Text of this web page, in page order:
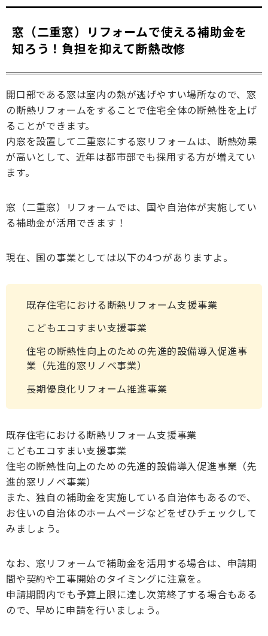
窓（二重窓）リフォームで使える補助金を
知ろう！負担を抑えて断熱改修
開口部である窓は室内の熱が逃げやすい場所なので、窓
の断熱リフォームをすることで住宅全体の断熱性を上げ
ることができます。
内窓を設置して二重窓にする窓リフォームは、断熱効果
が高いとして、近年は都市部でも採用する方が増えてい
ます。
窓（二重窓）リフォームでは、国や自治体が実施してい
る補助金が活用できます！
現在、国の事業としては以下の4つがありますよ。
既存住宅における断熱リフォーム支援事業
こどもエコすまい支援事業
住宅の断熱性向上のための先進的設備導入促進事
業（先進的窓リノベ事業）
長期優良化リフォーム推進事業
既存住宅における断熱リフォーム支援事業
こどもエコすまい支援事業
住宅の断熱性向上のための先進的設備導入促進事業（先
進的窓リノベ事業）
また、独自の補助金を実施している自治体もあるので、
お住いの自治体のホームページなどをぜひチェックして
みましょう。
なお、窓リフォームで補助金を活用する場合は、申請期
間や契約や工事開始のタイミングに注意を。
申請期間内でも予算上限に達し次第終了する場合もある
ので、早めに申請を行いましょう。